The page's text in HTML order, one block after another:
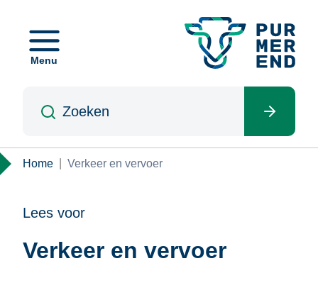
naarMenu
Kruimelpad
Home Verkeer en vervoer
Lees voor
Verkeer en vervoer